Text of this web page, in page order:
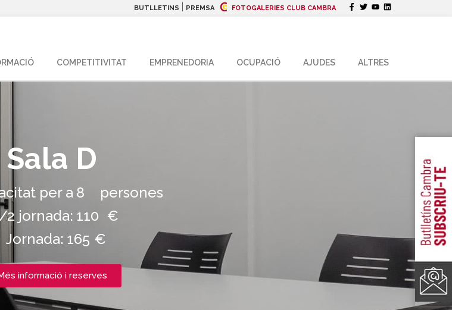
BUTLLETINS PREMSA FOTOGALERIES CLUB CAMBRA
COMPETITIVITAT EMPRENEDORIA OCUPACIÓ AJUDES ALTRES
Sala D
per a 8
persones
2 jornada: 110 €
Jornada: 165 €
informació i reserves